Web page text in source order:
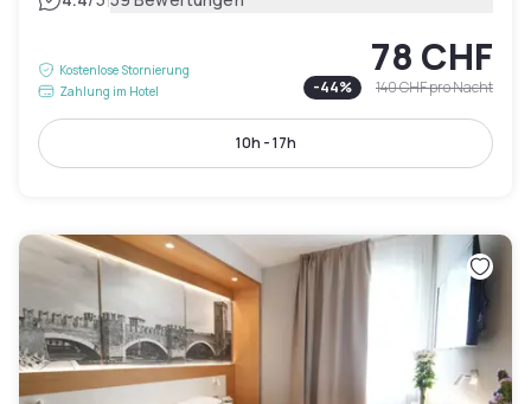
Kostenlose Stornierung
Zahlung im Hotel
78 CHF
-44% 140 CHFpro Nacht
10h - 17h